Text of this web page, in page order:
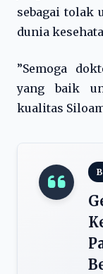
sebagai tolak
dunia
”Semoga
yang baik
kualitas